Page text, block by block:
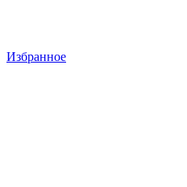
Избранное